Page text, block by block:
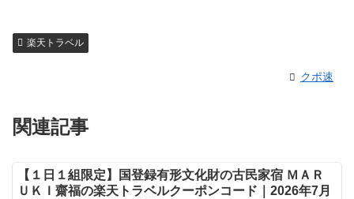
楽天トラベル
クポ速
関連記事
【１日１組限定】国登録有形文化財の古民家宿 ＭＡＲ
ＵＫＩ齋福の楽天トラベルクーポンコード｜2026年7月